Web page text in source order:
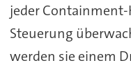
jeder
Steuerung
werden sie einem